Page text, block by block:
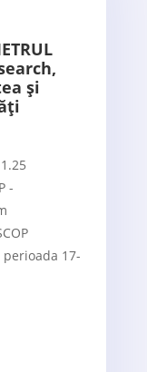
și
-
perioada 17-